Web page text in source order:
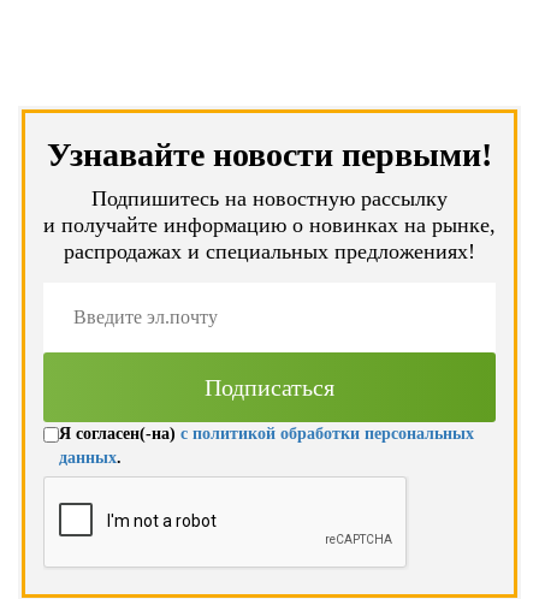
Узнавайте новости первыми!
Подпишитесь на новостную рассылку
и получайте информацию о новинках на рынке,
распродажах и специальных предложениях!
Я согласен(-на) с политикой обработки персональных
данных.